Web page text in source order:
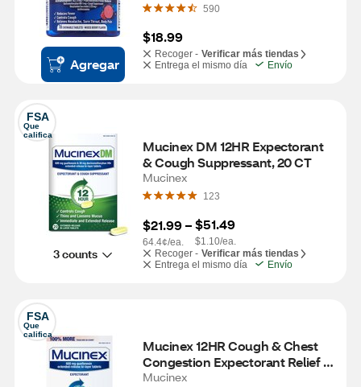
Agregar
590
$18.99
Recoger - Verificar más tiendas
Entrega el mismo día
Envío
FSA
Que
califica
3 counts
Mucinex DM 12HR Expectorant
& Cough Suppressant, 20 CT
Mucinex
123
$21.99 –
64.4¢/ea.
$51.49
$1.10/ea.
Recoger - Verificar más tiendas
Entrega el mismo día
Envío
FSA
Que
califica
Mucinex 12HR Cough & Chest
Congestion Expectorant Relief
Tablets, 40 CT
Mucinex